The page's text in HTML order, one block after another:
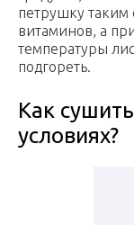
петрушку таким
витаминов, а
температуры
подгореть.
Как
условиях?